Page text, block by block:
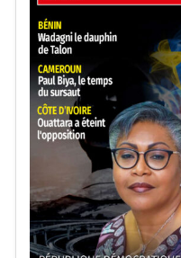
qu’aucune portion de la
sera conquise à partir
Les autorités
caractère défensif de
Guinée«n’a jamais eu la
et qu’elle
intégrité territoriale.